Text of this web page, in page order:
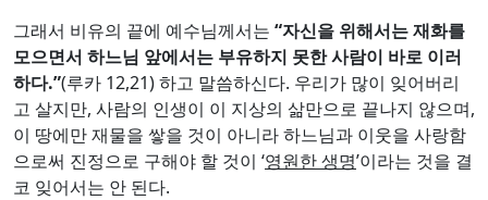
그래서 비유의 끝에 예수님께서는 “자신을 위해서는 재화를
모으면서 하느님 앞에서는 부유하지 못한 사람이 바로 이러
하다.”(루카 12,21) 하고 말씀하신다. 우리가 많이 잊어버리
고 살지만, 사람의 인생이 이 지상의 삶만으로 끝나지 않으며,
이 땅에만 재물을 쌓을 것이 아니라 하느님과 이웃을 사랑함
으로써 진정으로 구해야 할 것이 ‘영원한 생명’이라는 것을 결
코 잊어서는 안 된다.